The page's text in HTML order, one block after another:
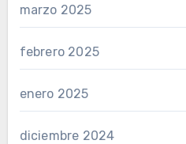
marzo 2025
febrero 2025
enero 2025
diciembre 2024